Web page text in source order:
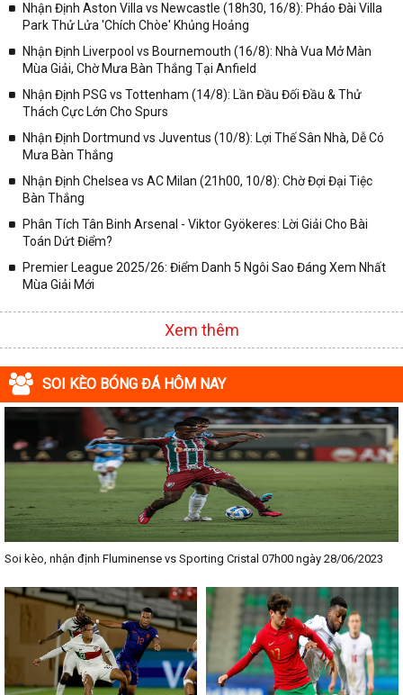
Nhận Định Aston Villa vs Newcastle (18h30, 16/8): Pháo Đài Villa
Park Thử Lửa 'Chích Chòe' Khủng Hoảng
Nhận Định Liverpool vs Bournemouth (16/8): Nhà Vua Mở Màn
Mùa Giải, Chờ Mưa Bàn Thắng Tại Anfield
Nhận Định PSG vs Tottenham (14/8): Lần Đầu Đối Đầu & Thử
Thách Cực Lớn Cho Spurs
Nhận Định Dortmund vs Juventus (10/8): Lợi Thế Sân Nhà, Dễ Có
Mưa Bàn Thắng
Nhận Định Chelsea vs AC Milan (21h00, 10/8): Chờ Đợi Đại Tiệc
Bàn Thắng
Phân Tích Tân Binh Arsenal - Viktor Gyökeres: Lời Giải Cho Bài
Toán Dứt Điểm?
Premier League 2025/26: Điểm Danh 5 Ngôi Sao Đáng Xem Nhất
Mùa Giải Mới
Xem thêm
SOI KÈO BÓNG ĐÁ HÔM NAY
Soi kèo, nhận định Fluminense vs Sporting Cristal 07h00 ngày 28/06/2023